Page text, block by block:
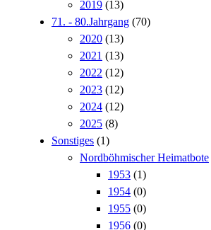
2019 (13)
71. - 80.Jahrgang (70)
2020 (13)
2021 (13)
2022 (12)
2023 (12)
2024 (12)
2025 (8)
Sonstiges (1)
Nordböhmischer Heimatbote
1953 (1)
1954 (0)
1955 (0)
1956 (0)